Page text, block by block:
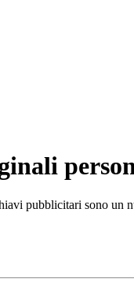
pubblicitari sono un